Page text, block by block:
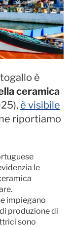
è
ceramica
è visibile
riportiamo
le
impiegano
produzione di
sono